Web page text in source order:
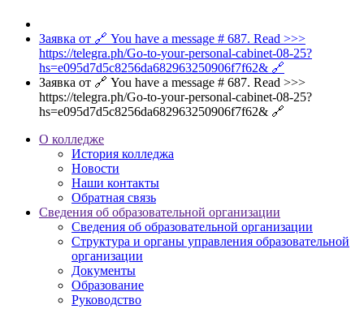
Заявка от 🔗 You have a message # 687. Read >>>
https://telegra.ph/Go-to-your-personal-cabinet-08-25?
hs=e095d7d5c8256da682963250906f7f62& 🔗
Заявка от 🔗 You have a message # 687. Read >>>
https://telegra.ph/Go-to-your-personal-cabinet-08-25?
hs=e095d7d5c8256da682963250906f7f62& 🔗
О колледже
История колледжа
Новости
Наши контакты
Обратная связь
Сведения об образовательной организации
Сведения об образовательной организации
Структура и органы управления образовательной
организации
Документы
Образование
Руководство